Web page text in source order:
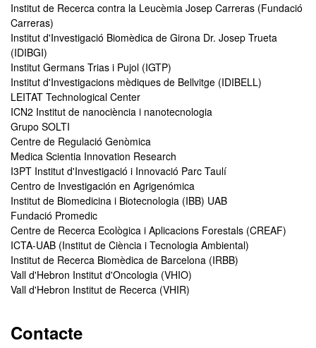
Institut de Recerca contra la Leucèmia Josep Carreras (Fundació
Carreras)
Institut d'Investigació Biomèdica de Girona Dr. Josep Trueta
(IDIBGI)
Institut Germans Trias i Pujol (IGTP)
Institut d'Investigacions mèdiques de Bellvitge (IDIBELL)
LEITAT Technological Center
ICN2 Institut de nanociència i nanotecnologia
Grupo SOLTI
Centre de Regulació Genòmica
Medica Scientia Innovation Research
I3PT Institut d'Investigació i Innovació Parc Taulí
Centro de Investigación en Agrigenómica
Institut de Biomedicina i Biotecnologia (IBB) UAB
Fundació Promedic
Centre de Recerca Ecològica i Aplicacions Forestals (CREAF)
ICTA-UAB (Institut de Ciència i Tecnologia Ambiental)
Institut de Recerca Biomèdica de Barcelona (IRBB)
Vall d'Hebron Institut d'Oncologia (VHIO)
Vall d'Hebron Institut de Recerca (VHIR)
Contacte